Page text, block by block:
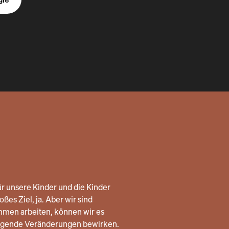
unsere Kinder und die Kinder
Ziel, ja. Aber wir sind
arbeiten, können wir es
Veränderungen bewirken.